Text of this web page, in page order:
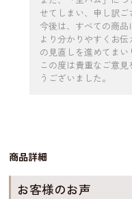
せてしまい、申し訳ご
今後は、すべての商
より分かりやすくお
の見直しを進めてまい
この度は貴重なご意
うございました。
商品詳細
お客様のお声